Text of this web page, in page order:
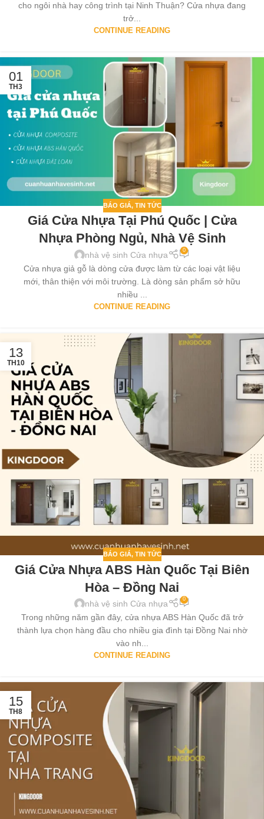
cho ngôi nhà hay công trình tại Ninh Thuận? Cửa nhựa đang
trở...
CONTINUE READING
01
TH3
BÁO GIÁ, TIN TỨC
Giá Cửa Nhựa Tại Phú Quốc | Cửa
Nhựa Phòng Ngủ, Nhà Vệ Sinh
nhà vệ sinh Cửa nhựa 0
Cửa nhựa giả gỗ là dòng cửa được làm từ các loại vật liệu
mới, thân thiện với môi trường. Là dòng sản phẩm sở hữu
nhiều ...
CONTINUE READING
13
TH10
BÁO GIÁ, TIN TỨC
Giá Cửa Nhựa ABS Hàn Quốc Tại Biên
Hòa – Đồng Nai
nhà vệ sinh Cửa nhựa 0
Trong những năm gần đây, cửa nhựa ABS Hàn Quốc đã trở
thành lựa chọn hàng đầu cho nhiều gia đình tại Đồng Nai nhờ
vào nh...
CONTINUE READING
15
TH8